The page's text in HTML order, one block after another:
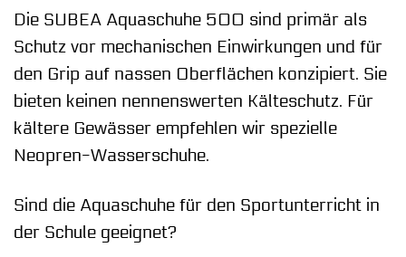
Die SUBEA Aquaschuhe 500 sind primär als
Schutz vor mechanischen Einwirkungen und für
den Grip auf nassen Oberflächen konzipiert. Sie
bieten keinen nennenswerten Kälteschutz. Für
kältere Gewässer empfehlen wir spezielle
Neopren-Wasserschuhe.
Sind die Aquaschuhe für den Sportunterricht in
der Schule geeignet?